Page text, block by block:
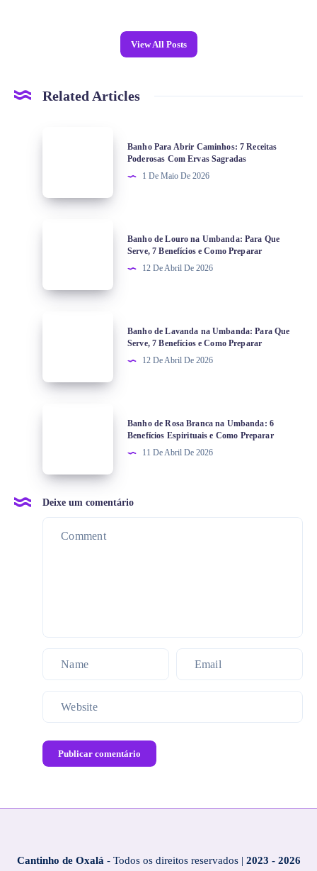
View All Posts
Related Articles
Banho Para Abrir Caminhos: 7 Receitas
Poderosas Com Ervas Sagradas
1 De Maio De 2026
Banho de Louro na Umbanda: Para Que
Serve, 7 Benefícios e Como Preparar
12 De Abril De 2026
Banho de Lavanda na Umbanda: Para Que
Serve, 7 Benefícios e Como Preparar
12 De Abril De 2026
Banho de Rosa Branca na Umbanda: 6
Benefícios Espirituais e Como Preparar
11 De Abril De 2026
Deixe um comentário
Publicar comentário
Cantinho de Oxalá- Todos os direitos reservados | 2023 - 2026